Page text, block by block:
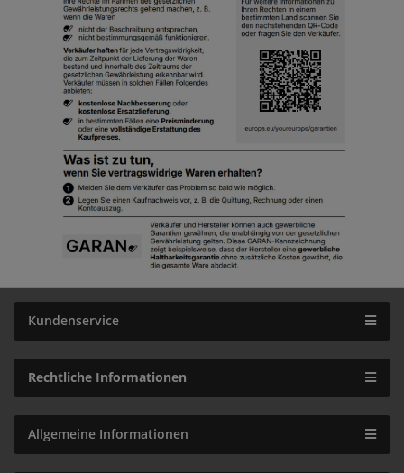
Kundenservice
Rechtliche Informationen
Allgemeine Informationen